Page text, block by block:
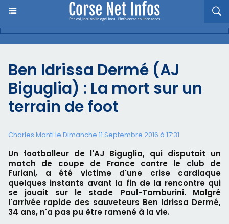
Ben Idrissa Dermé (AJ
Biguglia) : La mort sur un
terrain de foot
Charles Monti le Dimanche 11 Septembre 2016 à 17:31
Un footballeur de l'AJ Biguglia, qui disputait un
match de coupe de France contre le club de
Furiani, a été victime d'une crise cardiaque
quelques instants avant la fin de la rencontre qui
se jouait sur le stade Paul-Tamburini. Malgré
l'arrivée rapide des sauveteurs Ben Idrissa Dermé,
34 ans, n'a pas pu être ramené à la vie.